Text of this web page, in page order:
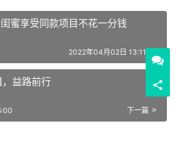
蜜享受同款项目不花一分钱
2022年04月02日 13:11:00
益路前行
下一篇